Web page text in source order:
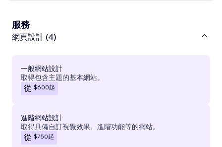
服務
網頁設計 (4)
一般網站設計
取得包含主題的基本網站。
從 $600起
進階網站設計
取得具備自訂視覺效果、進階功能等的網站。
從 $750起